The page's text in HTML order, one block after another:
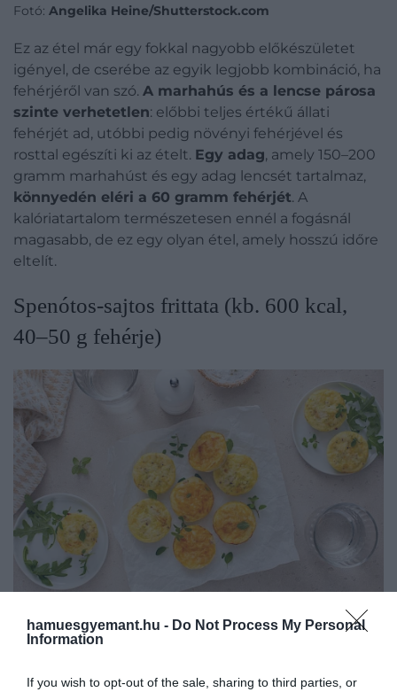
hamuesgyemant.hu - Do Not Process My Personal
Information
If you wish to opt-out of the sale, sharing to third parties, or
Fotó: Angelika Heine/Shutterstock.com
Ez az étel már egy fokkal nagyobb előkészületet
igényel, de cserébe az egyik legjobb kombináció, ha
fehérjéről van szó. A marhahús és a lencse párosa
szinte verhetetlen: előbbi teljes értékű állati
fehérjét ad, utóbbi pedig növényi fehérjével és
rosttal egészíti ki az ételt. Egy adag, amely 150–200
gramm marhahúst és egy adag lencsét tartalmaz,
könnyedén eléri a 60 gramm fehérjét. A
kalóriatartalom természetesen ennél a fogásnál
magasabb, de ez egy olyan étel, amely hosszú időre
eltelít.
Spenótos-sajtos frittata (kb. 600 kcal,
40–50 g fehérje)
Spenótos-sajtos frittata